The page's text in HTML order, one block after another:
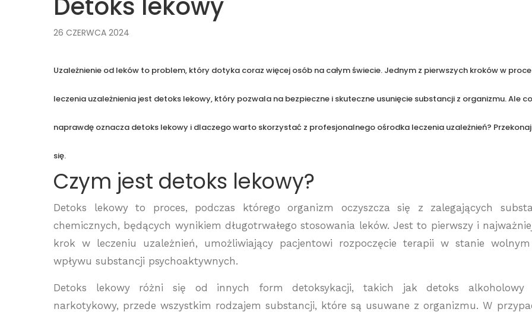
26 CZERWCA 2024
Uzależnienie od leków to problem, który dotyka coraz więcej osób na całym świecie. Jednym z pierwszych kroków w
leczenia uzależnienia jest detoks lekowy, który pozwala na bezpieczne i skuteczne usunięcie substancji z organizmu. Ale
naprawdę oznacza detoks lekowy i dlaczego warto skorzystać z profesjonalnego ośrodka leczenia uzależnień?
się.
Czym jest detoks lekowy?
Detoks lekowy to proces, podczas którego organizm oczyszcza się z zalegających
chemicznych, będących wynikiem długotrwałego stosowania leków. Jest to pierwszy i
krok w leczeniu uzależnień, umożliwiający pacjentowi rozpoczęcie terapii w stanie
wpływu substancji psychoaktywnych.
Detoks lekowy różni się od innych form detoksykacji, takich jak detoks alkoholowy
narkotykowy, przede wszystkim rodzajem substancji, które są usuwane z organizmu. W